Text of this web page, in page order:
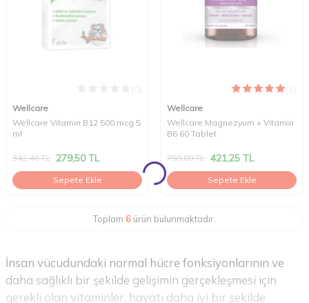
Wellcare
Wellcare Vitamin B12 500 mcg 5
ml
342,46TL 279,50TL
Sepete Ekle
Wellcare
Wellcare Magnezyum + Vitamin
B6 60 Tablet
759,00TL 421,25 TL
Sepete Ekle
Toplam 6 ürün bulunmaktadır.
İnsan vücudundaki normal hücre fonksiyonlarının ve
daha sağlıklı bir şekilde gelişimin gerçekleşmesi için
gerekli olan vitaminler, hayatı daha iyi bir şekilde